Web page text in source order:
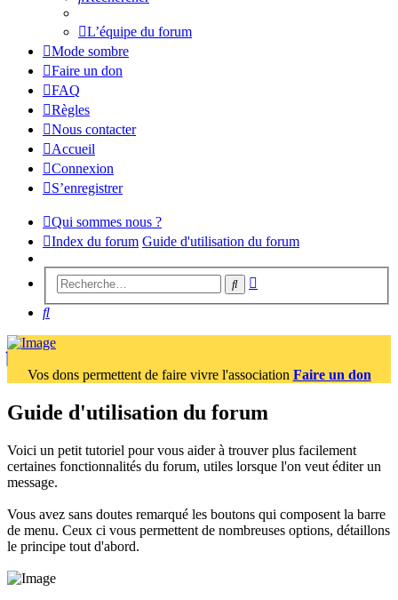
L’équipe du forum
Mode sombre
Faire un don
FAQ
Règles
Nous contacter
Accueil
Connexion
S’enregistrer
Qui sommes nous ?
Index du forum Guide d'utilisation du forum
Rechercher
Rechercher
Vos dons permettent de faire vivre l'association Faire un don
Guide d'utilisation du forum
Voici un petit tutoriel pour vous aider à trouver plus facilement
certaines fonctionnalités du forum, utiles lorsque l'on veut éditer un
message.
Vous avez sans doutes remarqué les boutons qui composent la barre
de menu. Ceux ci vous permettent de nombreuses options, détaillons
le principe tout d'abord.